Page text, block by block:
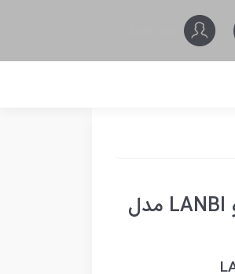
محافظ لنز رینگی آیفون 14 پرو مکس / 14 پرو LANBI مدل